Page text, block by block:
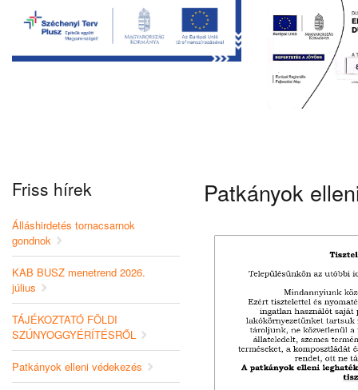
Friss hírek
Álláshirdetés tornacsarnok
gondnok
KAB BUSZ menetrend 2026.
július
TÁJÉKOZTATÓ FÖLDI
SZÚNYOGGYÉRÍTÉSRŐL
Patkányok elleni védekezés
Patkányok